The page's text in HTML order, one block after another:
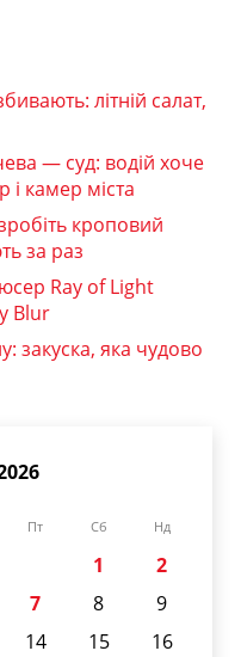
літній салат,
— суд: водій хоче
і камер міста
кроповий
за раз
Ray of Light
Blur
закуска, яка чудово
Пт Сб Нд
1
2
7 8
9
14 15
16